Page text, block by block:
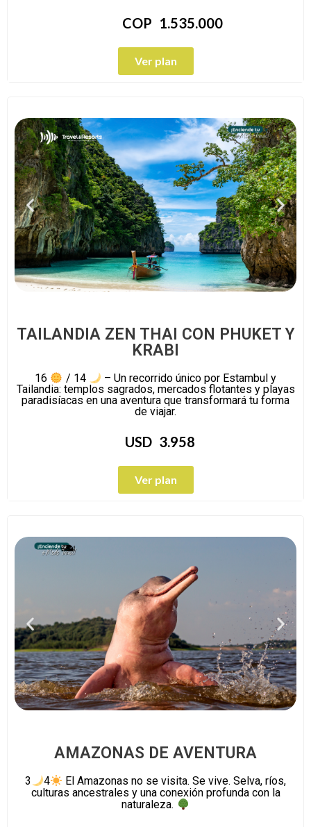
COP 1.535.000
Ver plan
TAILANDIA ZEN THAI CON PHUKET Y
KRABI
16 / 14
– Un recorrido único por Estambul y
Tailandia: templos sagrados, mercados flotantes y playas
paradisíacas en una aventura que transformará tu forma
de viajar.
USD 3.958
Ver plan
AMAZONAS DE AVENTURA
3 4
El Amazonas no se visita. Se vive. Selva, ríos,
culturas ancestrales y una conexión profunda con la
naturaleza.